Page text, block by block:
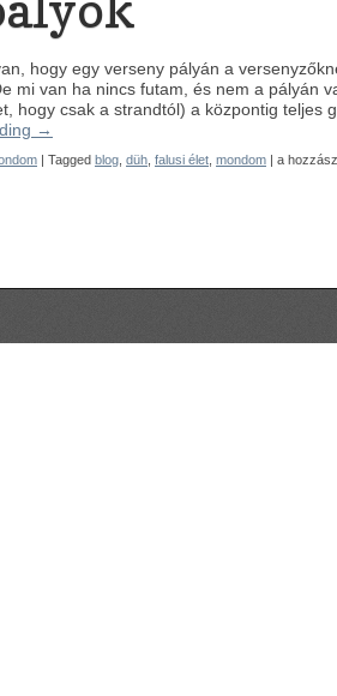
hogy egy verseny pályán a
mi van ha nincs futam, és nem a pályán
hogy csak a strandtól) a központig teljes
→
| Tagged blog düh falusi élet mondom | Szabályok
a